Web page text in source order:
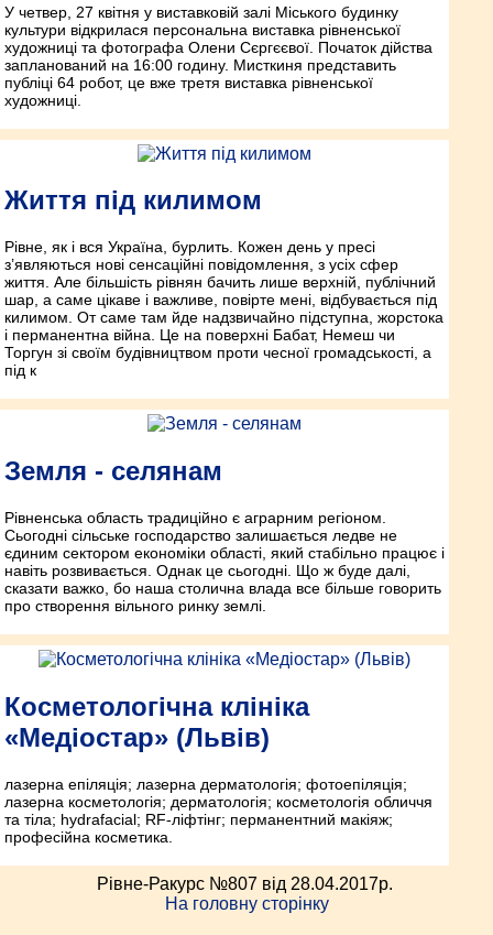
У четвер, 27 квітня у виставковій залі Міського будинку
культури відкрилася персональна виставка рівненської
художниці та фотографа Олени Сєргєєвої. Початок дійства
запланований на 16:00 годину. Мисткиня представить
публіці 64 робот, це вже третя виставка рівненської
художниці.
Життя під килимом
Рівне, як і вся Україна, бурлить. Кожен день у пресі
з’являються нові сенсаційні повідомлення, з усіх сфер
життя. Але більшість рівнян бачить лише верхній, публічний
шар, а саме цікаве і важливе, повірте мені, відбувається під
килимом. От саме там йде надзвичайно підступна, жорстока
і перманентна війна. Це на поверхні Бабат, Немеш чи
Торгун зі своїм будівництвом проти чесної громадськості, а
під к
Земля - селянам
Рівненська область традиційно є аграрним регіоном.
Сьогодні сільське господарство залишається ледве не
єдиним сектором економіки області, який стабільно працює і
навіть розвивається. Однак це сьогодні. Що ж буде далі,
сказати важко, бо наша столична влада все більше говорить
про створення вільного ринку землі.
Косметологічна клініка
«Медіостар» (Львів)
лазерна епіляція; лазерна дерматологія; фотоепіляція;
лазерна косметологія; дерматологія; косметологія обличчя
та тіла; hydrafacial; RF-ліфтінг; перманентний макіяж;
професійна косметика.
Рівне-Ракурс №807 від 28.04.2017p.
На головну сторінку